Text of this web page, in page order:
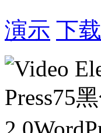
演示 下载